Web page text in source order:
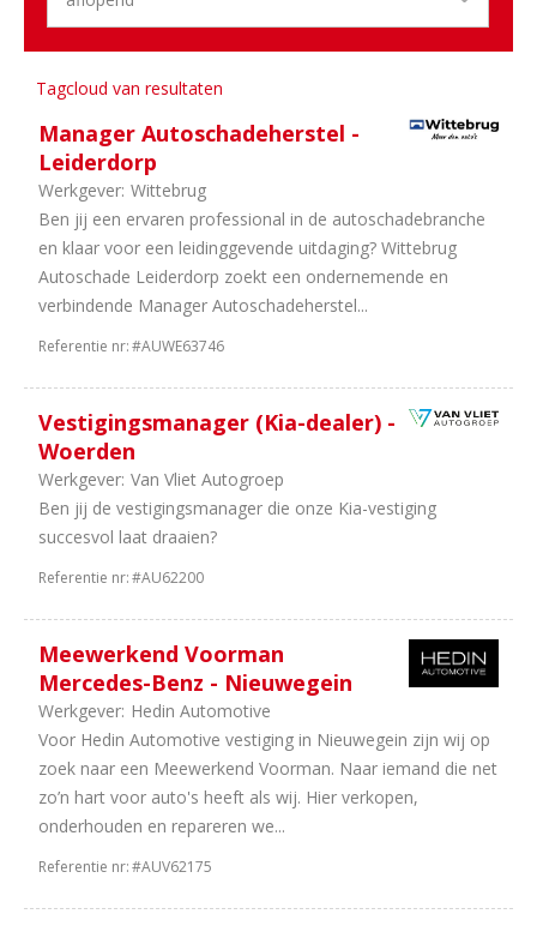
Aantal
uren
overleg
40
uur
Tagcloud van resultaten
Manager Autoschadeherstel -
Leiderdorp
Werkgever: Wittebrug
Ben jij een ervaren professional in de autoschadebranche
en klaar voor een leidinggevende uitdaging? Wittebrug
Autoschade Leiderdorp zoekt een ondernemende en
verbindende Manager Autoschadeherstel...
Referentie nr:#AUWE63746
Vestigingsmanager (Kia-dealer) -
Woerden
Werkgever: Van Vliet Autogroep
Ben jij de vestigingsmanager die onze Kia-vestiging
succesvol laat draaien?
Referentie nr:#AU62200
Meewerkend Voorman
Mercedes-Benz - Nieuwegein
Werkgever: Hedin Automotive
Voor Hedin Automotive vestiging in Nieuwegein zijn wij op
zoek naar een Meewerkend Voorman. Naar iemand die net
zo’n hart voor auto's heeft als wij. Hier verkopen,
onderhouden en repareren we...
Referentie nr:#AUV62175